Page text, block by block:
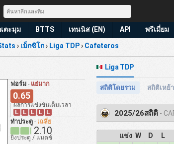
ตะมุม BTTS เทนนิส (EN) API พรีเมี่ยม
› เม็กซิโก› Liga TDP› Cafeteros
ฟอร์ม - แย่มาก
0.65
ผลการแข่งขันเต็มเวลา
L L L L L
ทำประตู - เฉลี่ย
2.10
ยิงประตู / แมตช์
Liga TDP
สถิติโดยรวม สถิติเหย้า
2025/26สถิติ -
แข่ง W D L